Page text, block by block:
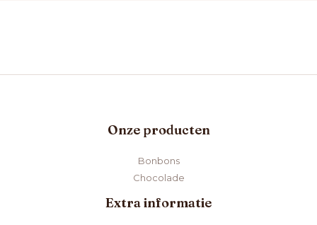
Onze producten
Bonbons
Chocolade
Extra informatie